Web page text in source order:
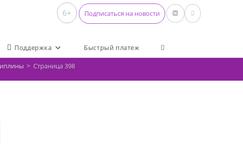
6+ Подписаться на новости
Поддержка Быстрый платеж Переключить поиск по
> Страница 398